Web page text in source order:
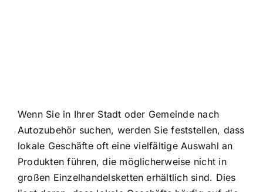
Wenn Sie in Ihrer Stadt oder Gemeinde nach
Autozubehör suchen, werden Sie feststellen, dass
lokale Geschäfte oft eine vielfältige Auswahl an
Produkten führen, die möglicherweise nicht in
großen Einzelhandelsketten erhältlich sind. Dies